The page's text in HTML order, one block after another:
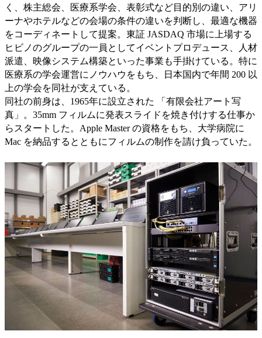
く、株主総会、医療系学会、表彰式など目的別の違い、アリ
ーナやホテルなどの会場の条件の違いを判断し、最適な機器
をコーディネートして提案。東証 JASDAQ 市場に上場する
ヒビノのグループの一員としてイベントプロデュース、人材
派遣、映像システム構築といった事業も手掛けている。特に
医療系の学会運営にノウハウをもち、日本国内で年間 200 以
上の学会を同社が支えている。
同社の前身は、1965年に設立された 「有限会社アート写
真」。35mm フィルムに発表スライドを焼き付けする仕事か
らスタートした。Apple Master の資格をもち、大学病院に
Mac を納品するとともにフィルムの制作を請け負っていた。